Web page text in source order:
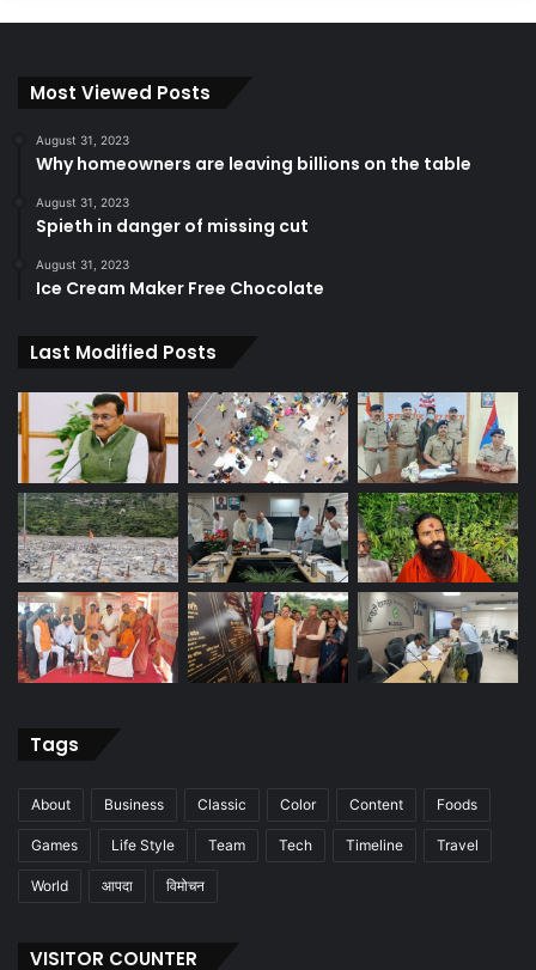
Most Viewed Posts
August 31, 2023
Why homeowners are leaving billions on the table
August 31, 2023
Spieth in danger of missing cut
August 31, 2023
Ice Cream Maker Free Chocolate
Last Modified Posts
Tags
About Business Classic Color Content Foods
Games Life Style Team Tech Timeline Travel
World आपदा विमोचन
VISITOR COUNTER